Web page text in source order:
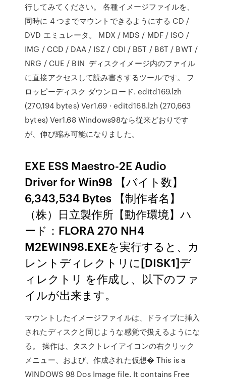
行してみてください。 各種イメージファイルを、
同時に 4 つまでマウントできるようにする CD /
DVD エミュレータ。 MDX / MDS / MDF / ISO /
IMG / CCD / DAA / ISZ / CDI / B5T / B6T / BWT /
NRG / CUE / BIN ディスクイメージ内のファイル
に直接アクセスして読み書きするツールです。 フ
ロッピーディスク ダウンロード. editd169.lzh
(270,194 bytes) Ver1.69 · editd168.lzh (270,663
bytes) Ver1.68 Windows98なら従来どおりです
が、伸び縮み可能になりました。
EXE ESS Maestro-2E Audio
Driver for Win98 【バイト数】
6,343,534 Bytes 【制作者名】
（株）日立製作所【動作環境】ハ
ード：FLORA 270 NH4
M2EWIN98.EXEを実行すると、カ
レントディレクトリに[DISK1]デ
ィレクトリ を作成し、以下のファ
イルが出来ます。
マウントしたイメージファイルは、ドライブに挿入
されたディスクと同じような感覚で扱えるようにな
る。 操作は、タスクトレイアイコンの右クリック
メニュー、および、作成された仮想� This is a
WINDOWS 98 Dos Image file. It contains Free